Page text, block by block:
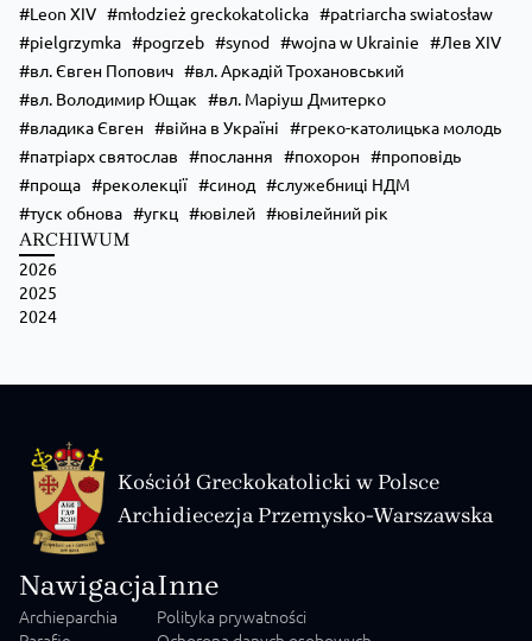
Leon XIV
młodzież greckokatolicka
patriarcha swiatosław
pielgrzymka
pogrzeb synod wojna w Ukrainie
Лев XIV
вл. Євген Попович
вл. Аркадій Трохановський
вл. Володимир Ющак
вл. Маріуш Дмитерко
владика Євген
війна в Україні
греко-католицька молодь
патріарх святослав
послання похорон
проповідь
проща
реколекції синод
служебниці НДМ
туск обнова
угкц ювілей ювілейний рік
ARCHIWUM
2026
2025
2024
Kościół Greckokatolicki w Polsce
Archidiecezja Przemysko-Warszawska
Nawigacja
Archieparchia
Inne
Polityka prywatności